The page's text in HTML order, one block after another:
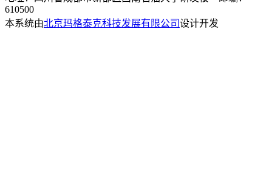
610500
本系统由北京玛格泰克科技发展有限公司设计开发